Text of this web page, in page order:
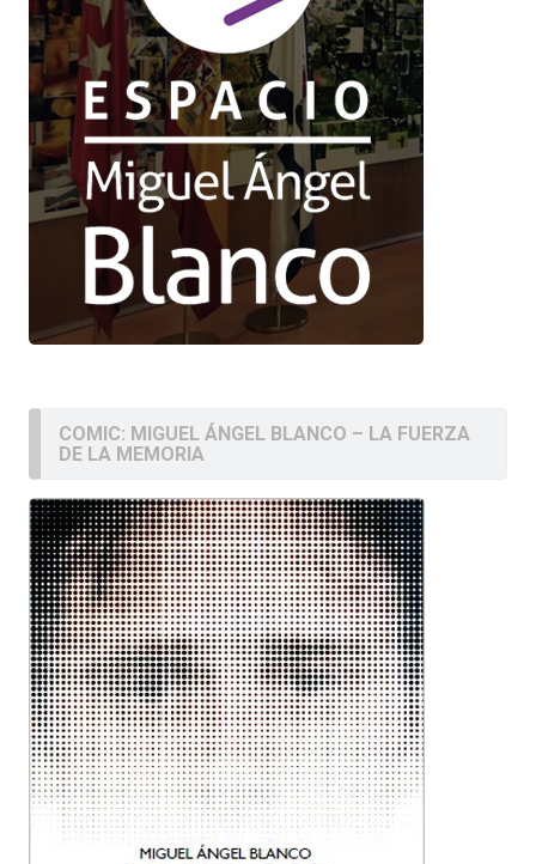
COMIC: MIGUEL ÁNGEL BLANCO – LA FUERZA
DE LA MEMORIA